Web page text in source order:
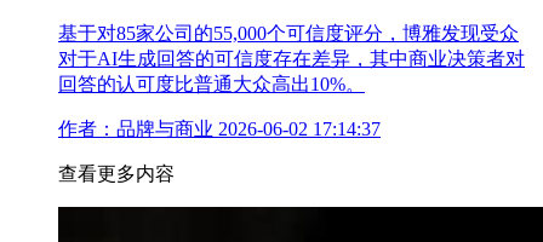
基于对85家公司的55,000个可信度评分，博雅发现受众
对于AI生成回答的可信度存在差异，其中商业决策者对
回答的认可度比普通大众高出10%。
作者：品牌与商业 2026-06-02 17:14:37
查看更多内容